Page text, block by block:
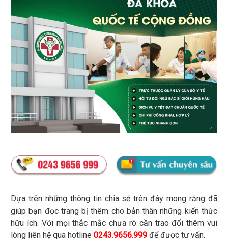
Dựa trên những thông tin chia sẻ trên đây mong rằng đã
giúp bạn đọc trang bị thêm cho bản thân những kiến thức
hữu ích. Với mọi thắc mắc chưa rõ cần trao đổi thêm vui
lòng liên hệ qua hotline 0243.9656.999 để được tư vấn.